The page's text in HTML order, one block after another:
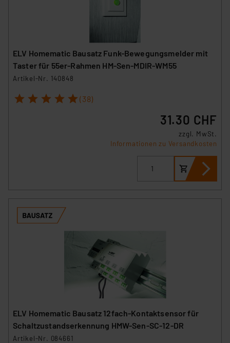
ELV Homematic Bausatz Funk-Bewegungsmelder mit
Taster für 55er-Rahmen HM-Sen-MDIR-WM55
Artikel-Nr. 140848
1 2 3 4 5 (38)
31.30 CHF
zzgl. MwSt.
Informationen zu Versandkosten
ELV Homematic Bausatz 12fach-Kontaktsensor für
Schaltzustandserkennung HMW-Sen-SC-12-DR
Artikel-Nr. 084661